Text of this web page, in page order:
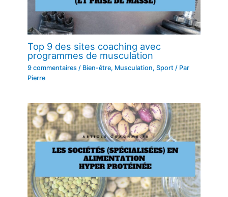
Top 9 des sites coaching avec
programmes de musculation
9 commentaires / Bien-être, Musculation,Sport / Par
Pierre